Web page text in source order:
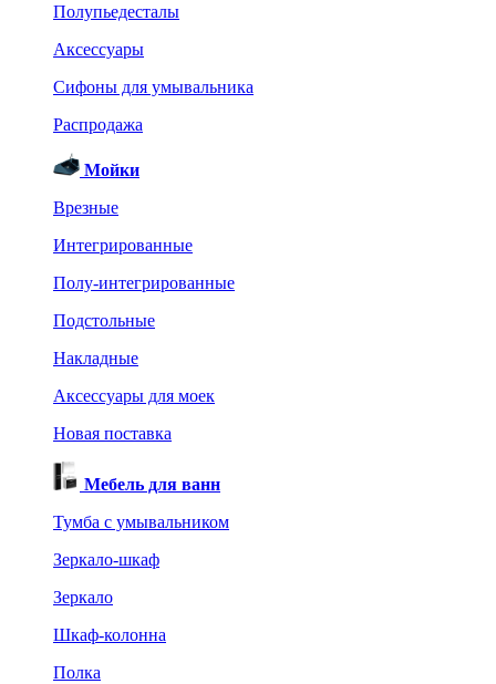
Полупьедесталы
Аксессуары
Сифоны для умывальника
Распродажа
Мойки
Врезные
Интегрированные
Полу-интегрированные
Подстольные
Накладные
Аксессуары для моек
Новая поставка
Мебель для ванн
Тумба с умывальником
Зеркало-шкаф
Зеркало
Шкаф-колонна
Полка